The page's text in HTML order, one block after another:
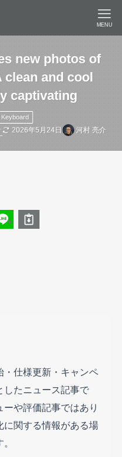
MENU
new photos of
clean and cool
captivating
Keyboard
2026年5月24日 河村 亮介
・仕様更新・キャンペ
したニュース記事で
や評価記事ではあり
に関する情報がある場